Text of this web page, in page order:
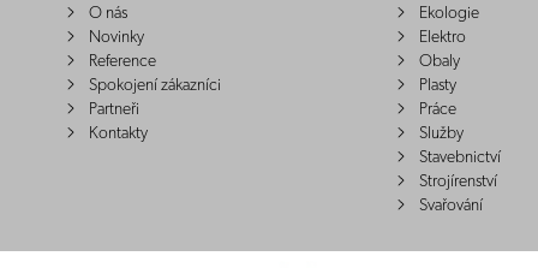
O nás
Novinky
Reference
Spokojení zákazníci
Partneři
Kontakty
Ekologie
Elektro
Obaly
Plasty
Práce
Služby
Stavebnictví
Strojírenství
Svařování